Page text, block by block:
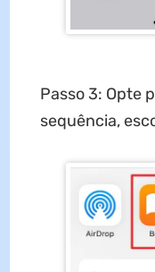
Passo 3: Opte
sequência,